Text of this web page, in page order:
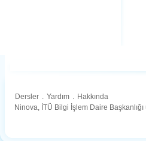
Dersler . Yardım . Hakkında
Ninova, İTÜ Bilgi İşlem Daire